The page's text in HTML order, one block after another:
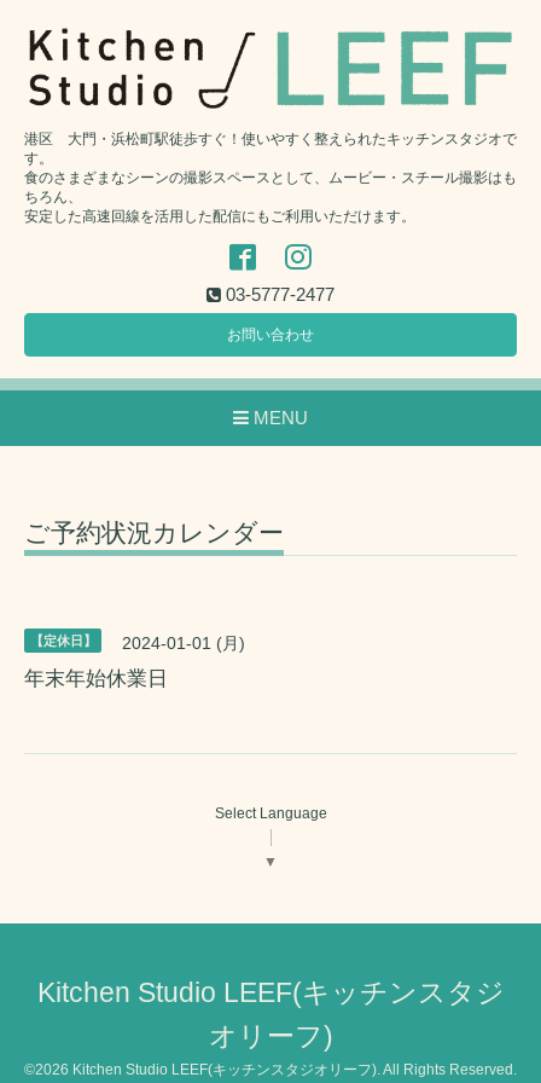
港区 大門・浜松町駅徒歩すぐ！使いやすく整えられたキッチンスタジオで
す。
食のさまざまなシーンの撮影スペースとして、ムービー・スチール撮影はも
ちろん、
安定した高速回線を活用した配信にもご利用いただけます。
03-5777-2477
お問い合わせ
MENU
ご予約状況カレンダー
【定休日】 2024-01-01 (月)
年末年始休業日
Select Language
▼
Kitchen Studio LEEF(キッチンスタジ
オリーフ)
©2026 Kitchen Studio LEEF(キッチンスタジオリーフ) . All Rights Reserved.